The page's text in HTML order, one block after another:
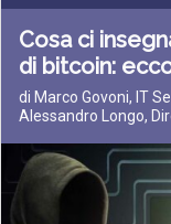
Cosa ci
di bitcoin:
di Marco Govoni, IT
Alessandro Longo,